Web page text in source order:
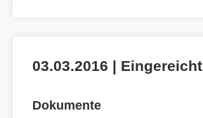
03.03.2016 | Eingereicht
Dokumente